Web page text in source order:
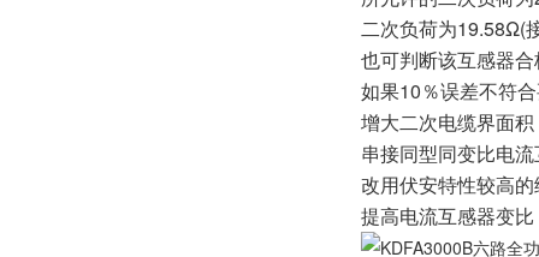
二次负荷为19.58Ω(
也可判断该互感器
如果10％误差不符
增大二次电缆界面
串接同型同变比电
改用伏安特性较高
提高电流互感器变